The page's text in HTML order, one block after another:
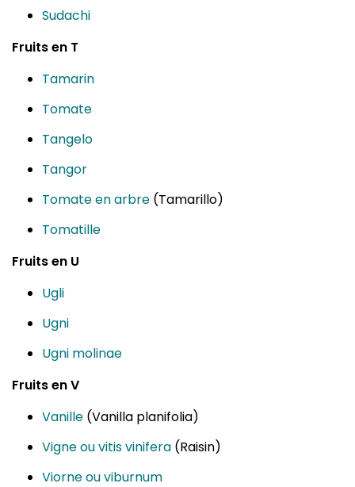
Sudachi
Fruits en T
Tamarin
Tomate
Tangelo
Tangor
Tomate en arbre (Tamarillo)
Tomatille
Fruits en U
Ugli
Ugni
Ugni molinae
Fruits en V
Vanille (Vanilla planifolia)
Vigne ou vitis vinifera (Raisin)
Viorne ou viburnum